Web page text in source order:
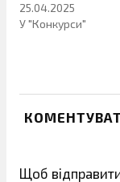
25.04.2025
У "Конкурси"
Щоб